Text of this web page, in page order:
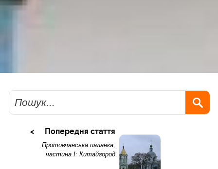
Пошук
Попередня стаття
Протовчанська паланка,
частина І: Китайгород